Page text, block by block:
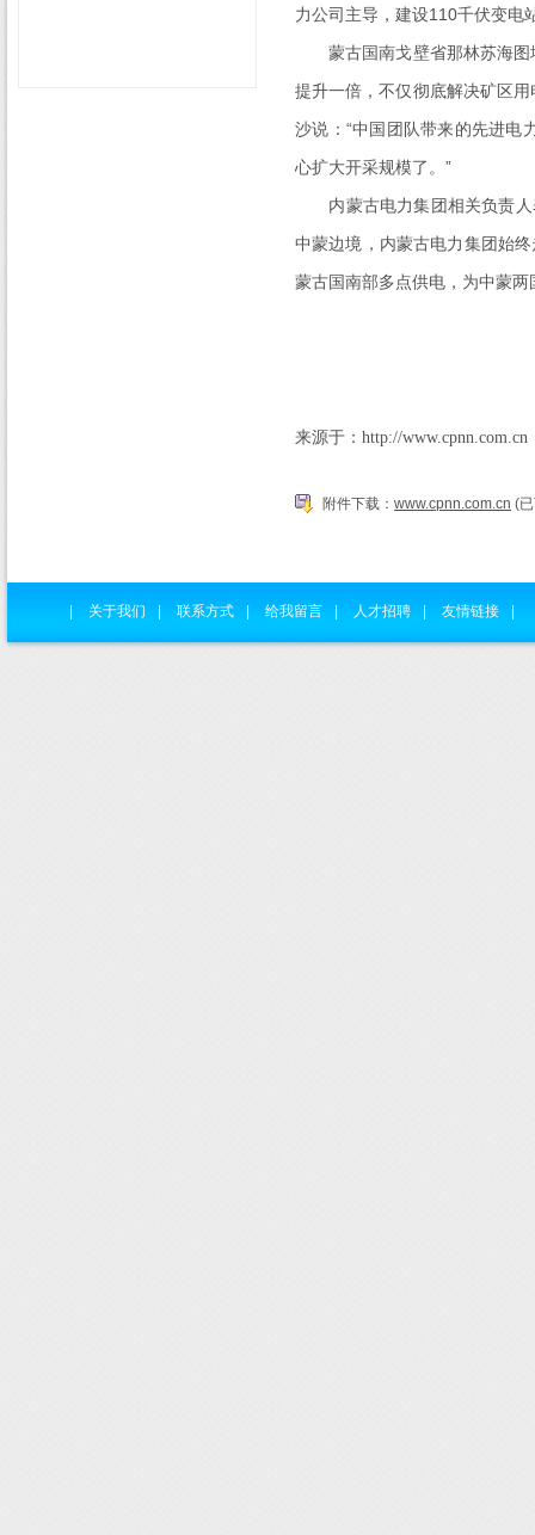
力公司主导，建设110千伏变电
蒙古国南戈壁省那林苏海图
提升一倍，不仅彻底解决矿区
沙说：“中国团队带来的先进电
心扩大开采规模了。”
内蒙古电力集团相关负责人
中蒙边境，内蒙古电力集团始
蒙古国南部多点供电，为中蒙两
来源于： http://www.cpnn.com.cn
附件下载： www.cpnn.com.cn (
关于我们 联系方式 给我留言 人才招聘 友情链接